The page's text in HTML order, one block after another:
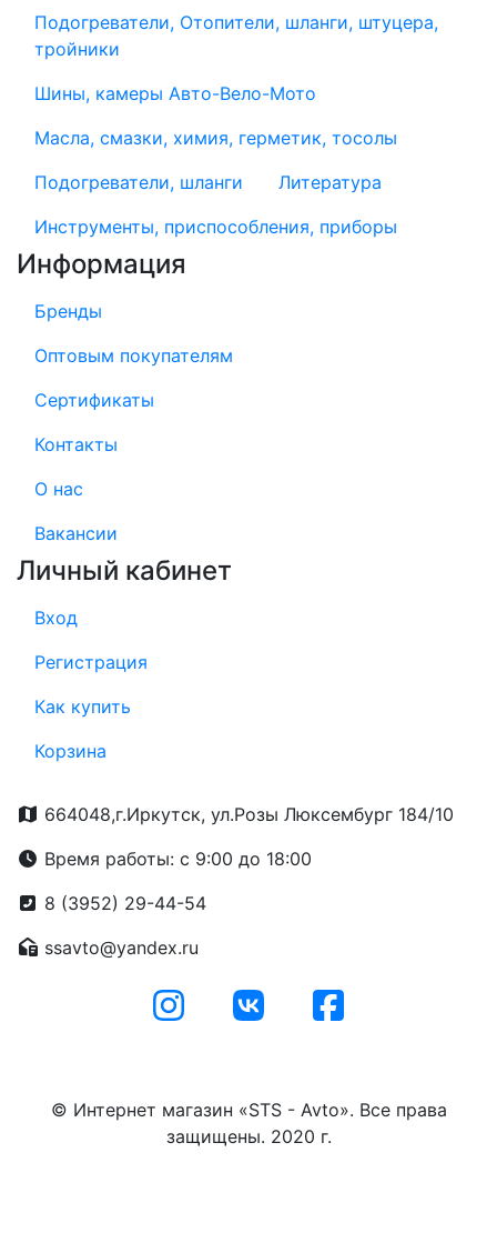
Подогреватели, Отопители, шланги, штуцера,
тройники
Шины, камеры Авто-Вело-Мото
Масла, смазки, химия, герметик, тосолы
Подогреватели, шланги
Литература
Инструменты, приспособления, приборы
Информация
Бренды
Оптовым покупателям
Сертификаты
Контакты
О нас
Вакансии
Личный кабинет
Вход
Регистрация
Как купить
Корзина
664048,г.Иркутск, ул.Розы Люксембург 184/10
Время работы: с 9:00 до 18:00
8 (3952) 29-44-54
ssavto@yandex.ru
© Интернет магазин «STS - Avto». Все права
защищены. 2020 г.